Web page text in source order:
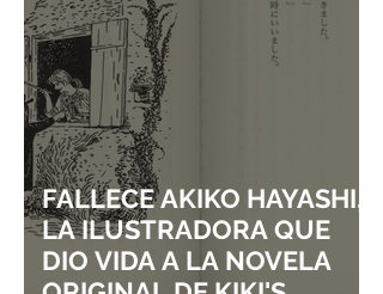
FALLECE AKIKO HAYASHI,
LA ILUSTRADORA QUE
DIO VIDA A LA NOVELA